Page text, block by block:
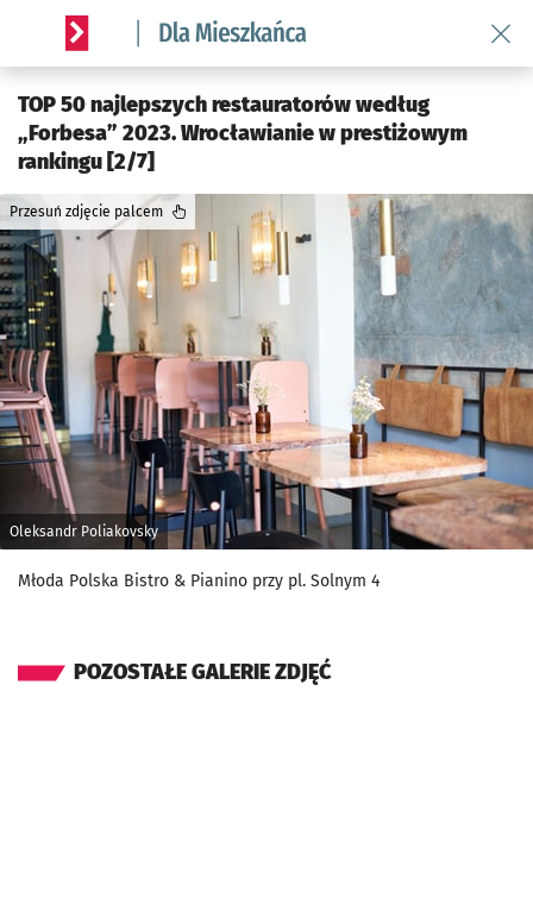
Serwis informacyjny wroclaw.pl podserwis: Dla mieszkańca
TOP 50 najlepszych restauratorów według
„Forbesa” 2023. Wrocławianie w prestiżowym
rankingu [2/7]
Oleksandr Poliakovsky
Przesuń zdjęcie palcem
Młoda Polska Bistro & Pianino przy pl. Solnym 4
POZOSTAŁE GALERIE ZDJĘĆ